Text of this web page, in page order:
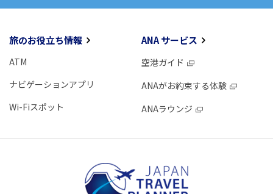
旅のお役立ち情報
ATM
ナビゲーションアプリ
Wi-Fiスポット
ANA サービス
空港ガイド
ANAがお約束する体験
ANAラウンジ